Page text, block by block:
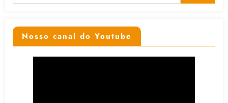
Nosso canal do Youtube